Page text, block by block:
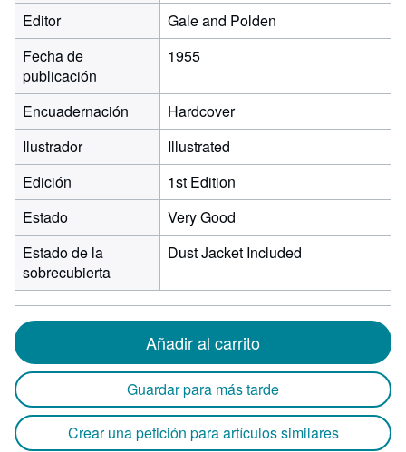
Editor
Gale and Polden
Fecha de
publicación
1955
Encuadernación
Hardcover
Ilustrador
Illustrated
Edición
1st Edition
Estado
Very Good
Estado de la
sobrecubierta
Dust Jacket Included
Añadir al carrito
Guardar para más tarde
Crear una petición para artículos similares